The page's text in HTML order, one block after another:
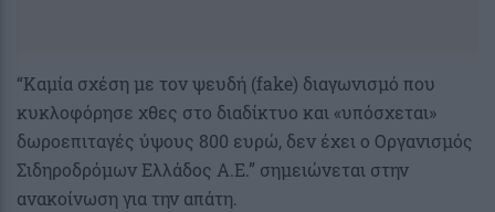
“Καμία σχέση με τον ψευδή (fake) διαγωνισμό που
κυκλοφόρησε χθες στο διαδίκτυο και «υπόσχεται»
δωροεπιταγές ύψους 800 ευρώ, δεν έχει ο Οργανισμός
Σιδηροδρόμων Ελλάδος Α.Ε.” σημειώνεται στην
ανακοίνωση για την απάτη.